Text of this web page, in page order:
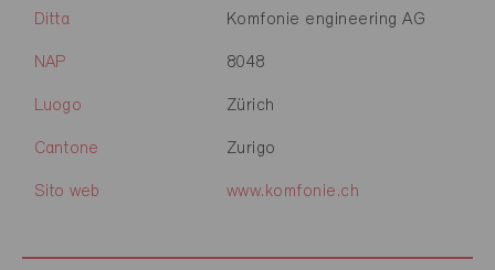
Ditta Komfonie engineering AG
NAP 8048
Luogo Zürich
Cantone Zurigo
Sito web www.komfonie.ch